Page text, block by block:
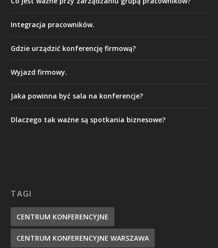
Integracja pracowników.
Gdzie urządzić konferencję firmową?
Wyjazd firmowy.
Jaka powinna być sala na konferencje?
Dlaczego tak ważne są spotkania biznesowe?
TAGI
CENTRUM KONFERENCYJNE
CENTRUM KONFERENCYJNE WARSZAWA